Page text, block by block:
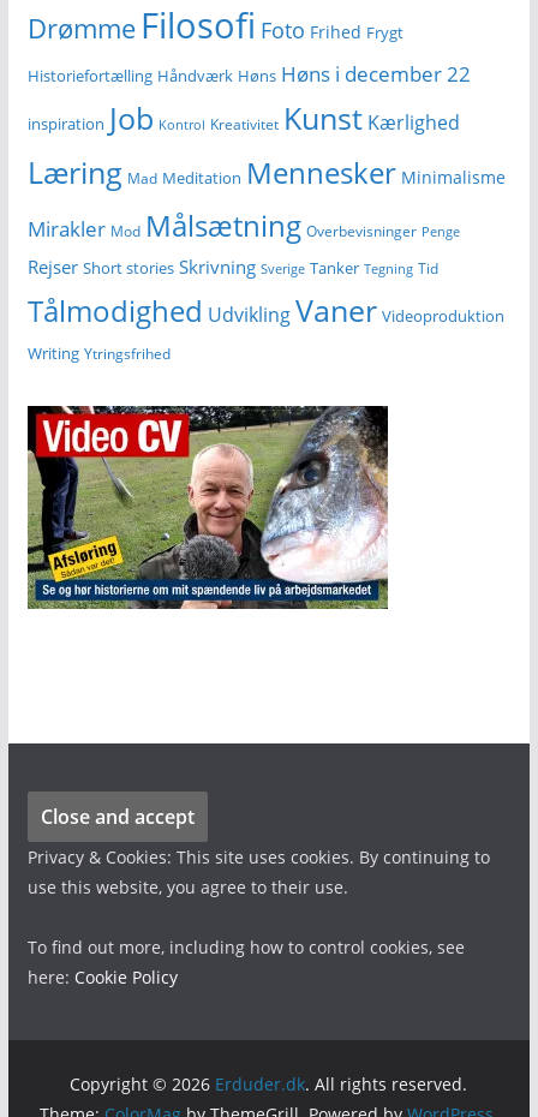
Drømme Filosofi Foto Frihed Frygt
Historiefortælling Håndværk Høns Høns i december 22
inspiration Job Kontrol Kreativitet Kunst Kærlighed
Læring Mad Meditation Mennesker Minimalisme
Mirakler Mod Målsætning Overbevisninger Penge
Rejser Short stories Skrivning Sverige Tanker Tegning Tid
Tålmodighed UdviklingVaner Videoproduktion
Writing Ytringsfrihed
Privacy & Cookies: This site uses cookies. By continuing to
use this website, you agree to their use.
To find out more, including how to control cookies, see
here: Cookie Policy
Copyright © 2026 Erduder.dk. All rights reserved.